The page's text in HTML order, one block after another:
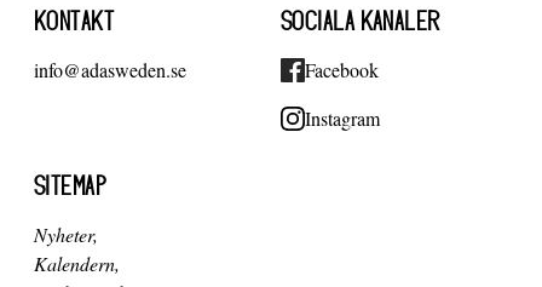
KONTAKT
info@adasweden.se
SOCIALA KANALER
Facebook
Instagram
SITEMAP
Nyheter
Kalendern